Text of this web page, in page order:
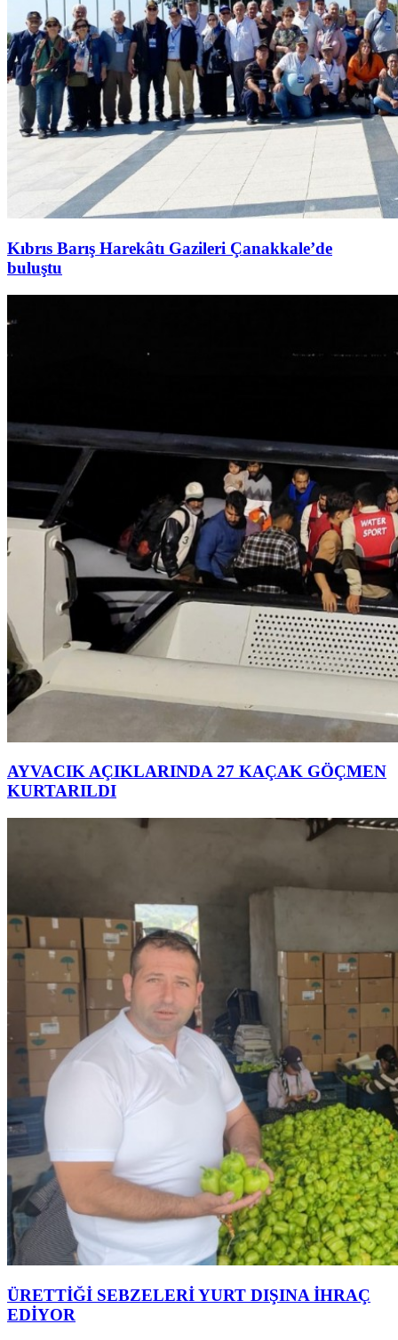
Kıbrıs Barış Harekâtı Gazileri Çanakkale’de
buluştu
AYVACIK AÇIKLARINDA 27 KAÇAK GÖÇMEN
KURTARILDI
ÜRETTİĞİ SEBZELERİ YURT DIŞINA İHRAÇ
EDİYOR